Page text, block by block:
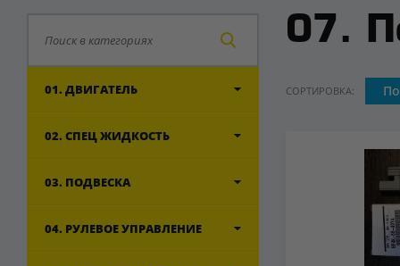
01. ДВИГАТЕЛЬ
02. СПЕЦ ЖИДКОСТЬ
03. ПОДВЕСКА
04. РУЛЕВОЕ УПРАВЛЕНИЕ
07.
СОРТИРОВКА: